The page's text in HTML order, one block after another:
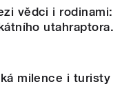
vědci i rodinami:
utahraptora.
milence i turisty